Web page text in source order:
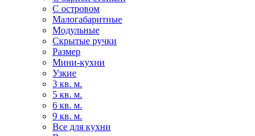
С островом
Малогабаритные
Модульные
Скрытые ручки
Размер
Мини-кухни
Узкие
3 кв. м.
5 кв. м.
6 кв. м.
9 кв. м.
Все для кухни